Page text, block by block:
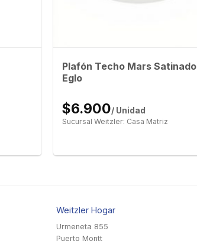
Plafón Techo Mars Satinado
Eglo
$6.900/ Unidad
Sucursal Weitzler: Casa Matriz
Weitzler Hogar
Urmeneta 855
Puerto Montt